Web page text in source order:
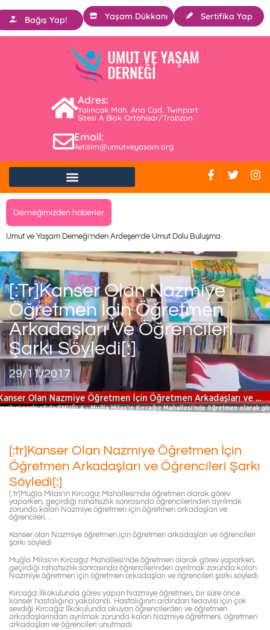
Sertifika Yap
Yaşam Dükkanı
Bağış Yap!
Adres:
Yalıncak Mah. Ana Cad. Twinpart
Sitesi A Blok Ortahisar/Trabzon
Email:
iletisim@umutveyasam.org
Derneğimizden haberler
Umut ve Yaşam Derneği’nden Ardeşen’de Umut Dolu Buluşma
[:tr]Kanser Olan Nazmiye
Öğretmen İçin Öğretmen
Arkadaşları Ve Öğrencileri
Şarkı Söyledi[:]
29/11/2017
[:tr]Kanser Olan Nazmiye Öğretmen İçin
Öğretmen Arkadaşları ve Öğrencileri Şarkı
Söyledi[:]
[:tr]Muğla Milas’ın Kırcağız Mahallesi’nde öğretmen olarak görev
yaparken, geçirdiği rahatsızlık sonrasında öğrencilerinden ayrılmak
zorunda kalan Nazmiye öğretmen için öğretmen arkadaşları ve
öğrencileri…
Kanser olan Nazmiye öğretmen için öğretmen arkadaşları ve öğrencileri
şarkı söyledi
Muğla Milas’ın Kırcağız Mahallesi’nde öğretmen olarak görev yaparken,
geçirdiği rahatsızlık sonrasında öğrencilerinden ayrılmak zorunda kalan
Nazmiye öğretmen için öğretmen arkadaşları ve öğrencileri şarkı söyledi.
Kırcağız İlkokulunda görev yapan Nazmiye öğretmen, bir süre önce
kanser hastalığına yakalandı. Hastalığının ardından tedavisi için çok
sevdiği Kırcağız İlkokulunda okuyan öğrencilerden ve öğretmen
arkadaşlarından ayrılmak zorunda kalan Nazmiye öğretmeni, öğretmen
arkadaşları ve öğrencileri unutmadı.